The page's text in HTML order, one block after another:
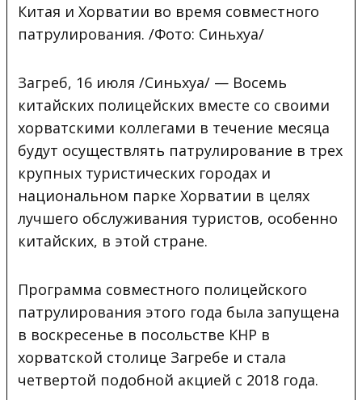
Китая и Хорватии во время совместного
патрулирования. /Фото: Синьхуа/
Загреб, 16 июля /Синьхуа/ — Восемь
китайских полицейских вместе со своими
хорватскими коллегами в течение месяца
будут осуществлять патрулирование в трех
крупных туристических городах и
национальном парке Хорватии в целях
лучшего обслуживания туристов, особенно
китайских, в этой стране.
Программа совместного полицейского
патрулирования этого года была запущена
в воскресенье в посольстве КНР в
хорватской столице Загребе и стала
четвертой подобной акцией с 2018 года.